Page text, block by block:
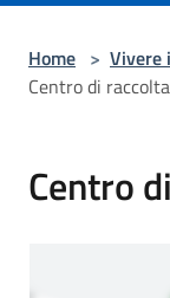
Home > Vivere
Centro di raccolta
Centro